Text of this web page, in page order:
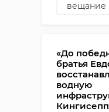
вещание
«До
братья
водную